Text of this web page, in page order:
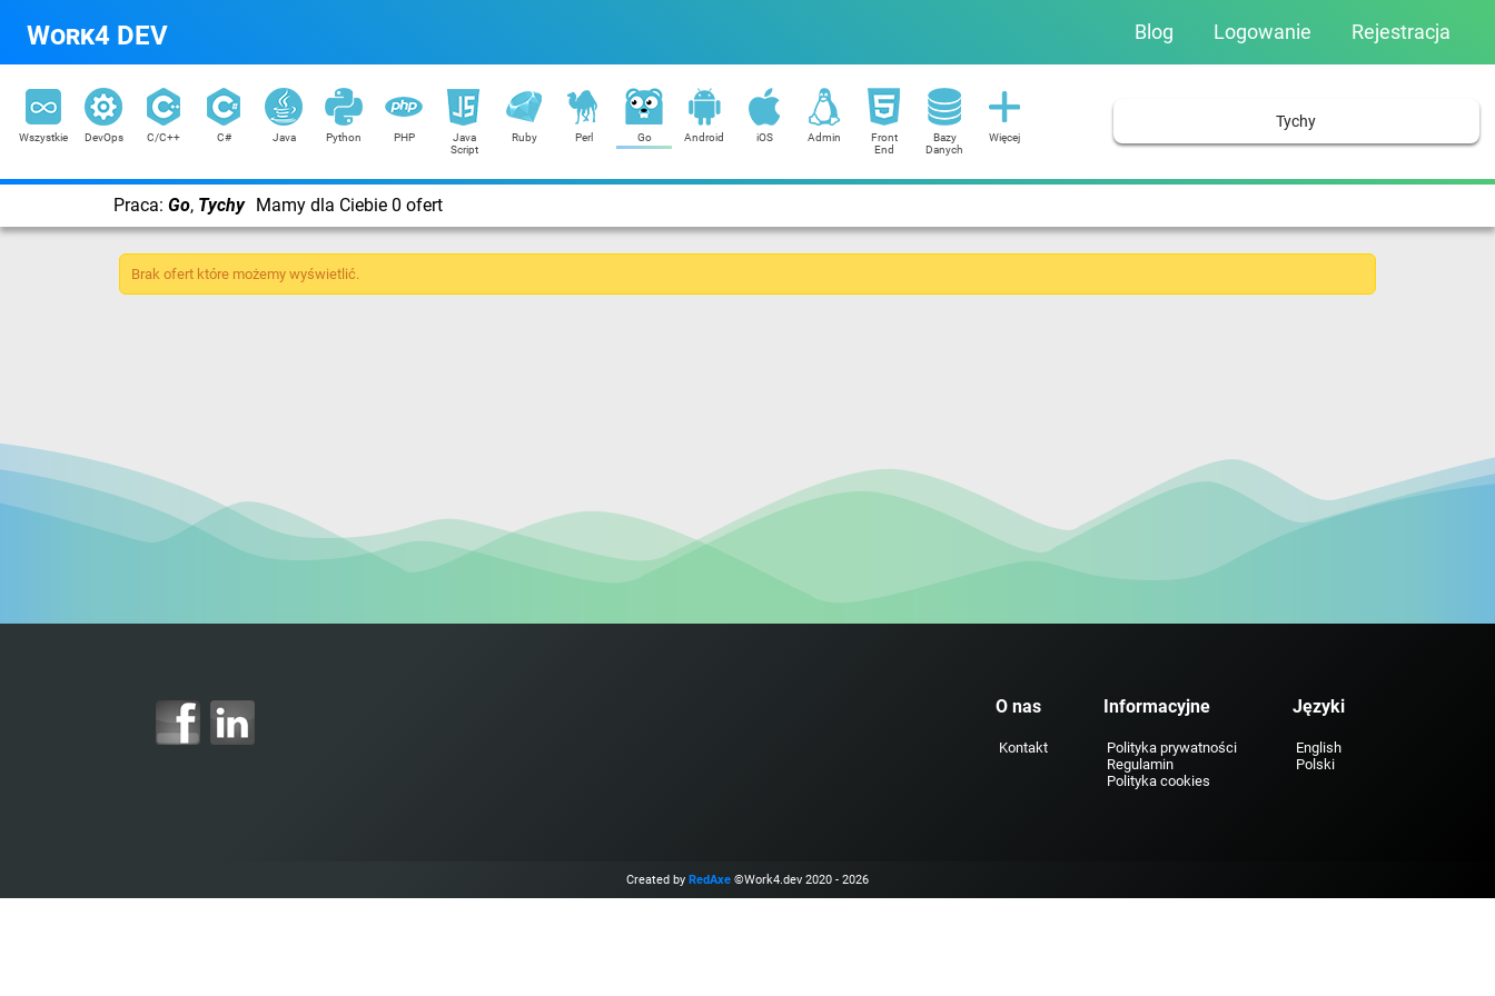
Work4 DEV Blog Logowanie Rejestracja
Wszystkie DevOps C/C++ C# Java Python PHP
Java
Script
Ruby Perl Go Android iOS Admin
Front
End
Bazy
Danych
Więcej
Tychy
Praca: Go, Tychy Mamy dla Ciebie 0 ofert
Brak ofert które możemy wyświetlić.
O nas
Kontakt
Informacyjne
Polityka prywatności
Regulamin
Polityka cookies
Języki
English
Polski
Created by RedAxe ©Work4.dev 2020 - 2026